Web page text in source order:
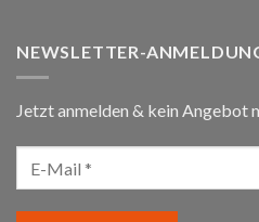
NEWSLETTER-
Jetzt anmelden & kein Angebot